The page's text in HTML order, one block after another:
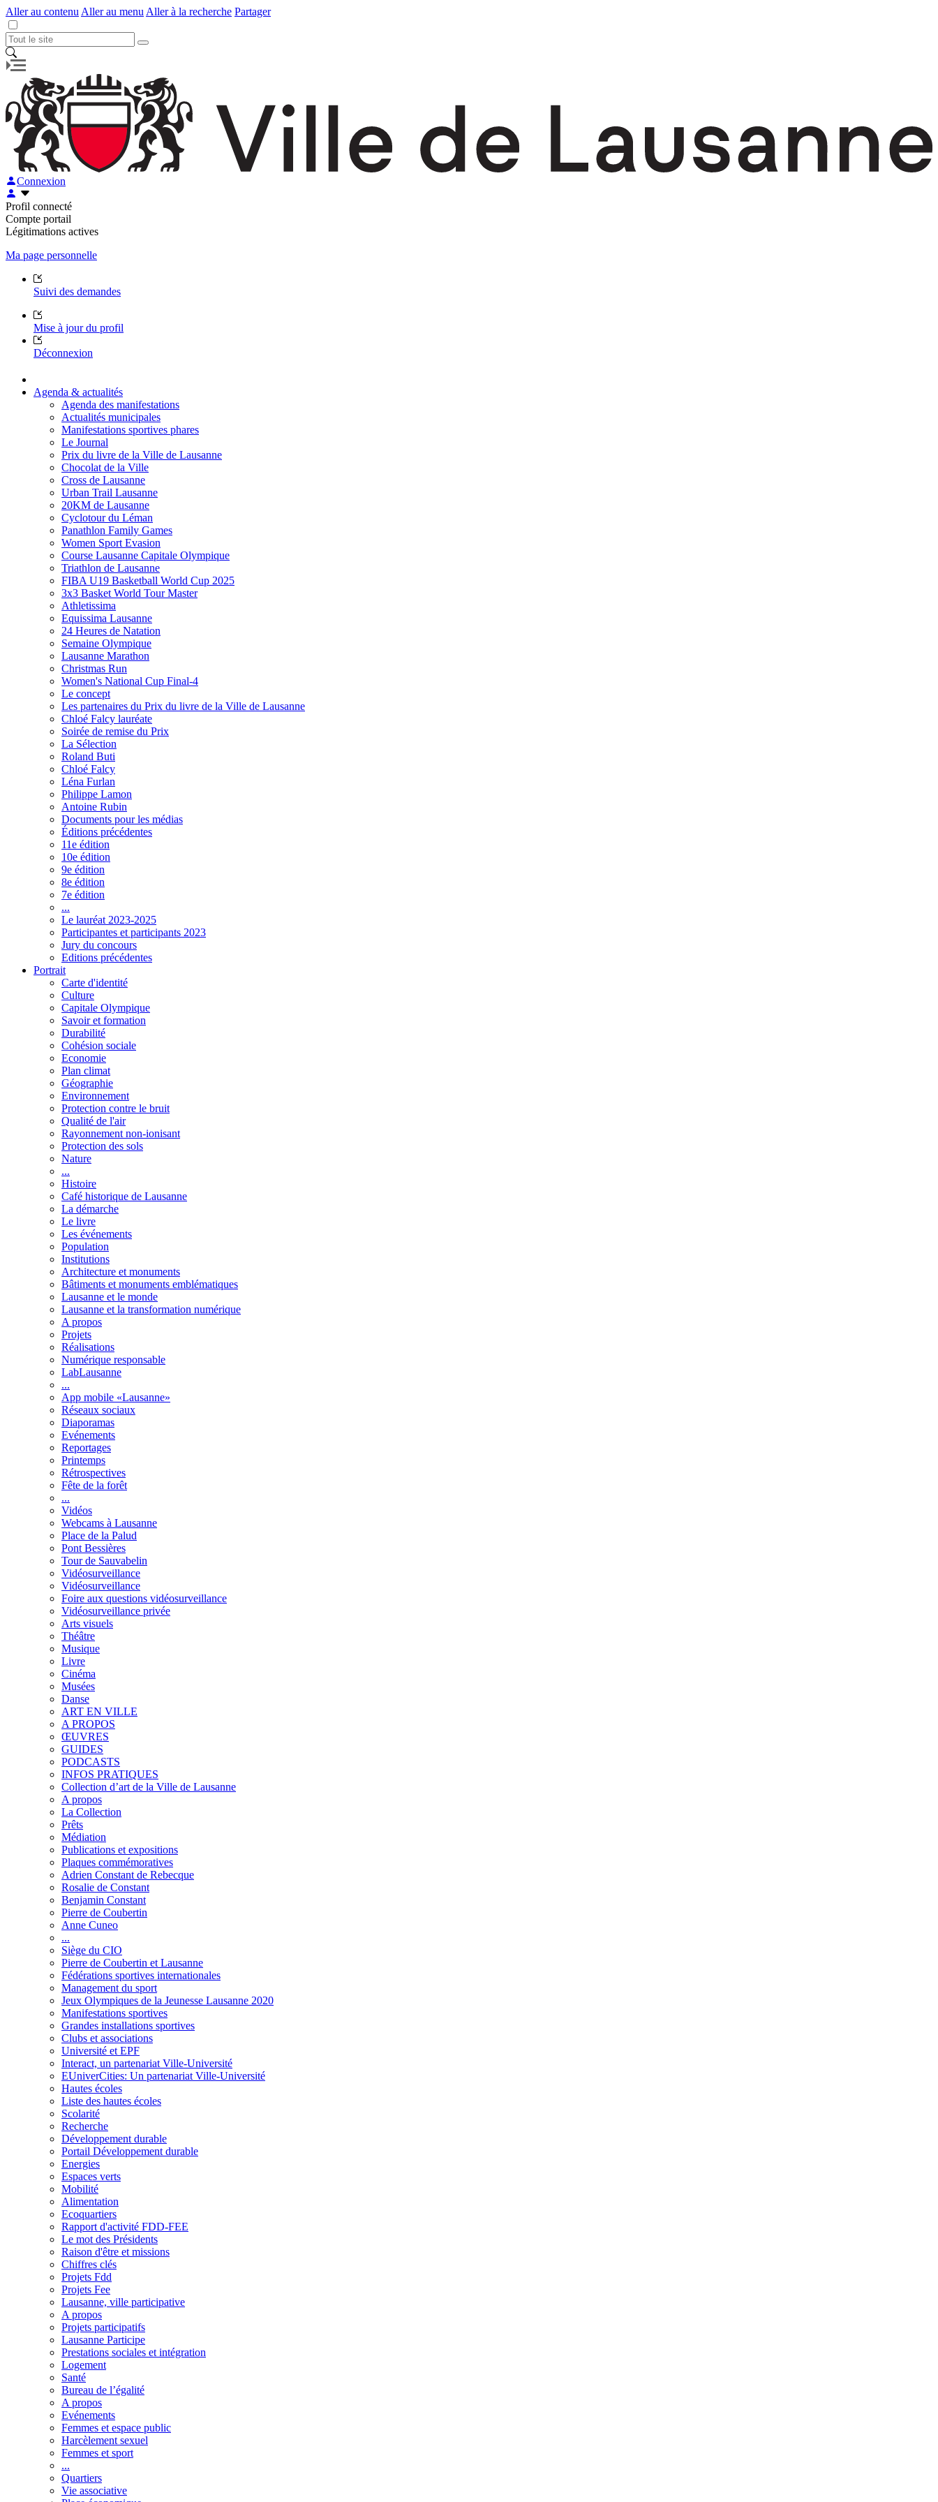
Aller au contenu Aller au menu Aller à la recherche Partager
Connexion
Profil connecté
Compte portail
Légitimations actives
Ma page personnelle
Suivi des demandes
Mise à jour du profil
Déconnexion
Agenda & actualités
Agenda des manifestations
Actualités municipales
Manifestations sportives phares
Le Journal
Prix du livre de la Ville de Lausanne
Chocolat de la Ville
Cross de Lausanne
Urban Trail Lausanne
20KM de Lausanne
Cyclotour du Léman
Panathlon Family Games
Women Sport Evasion
Course Lausanne Capitale Olympique
Triathlon de Lausanne
FIBA U19 Basketball World Cup 2025
3x3 Basket World Tour Master
Athletissima
Equissima Lausanne
24 Heures de Natation
Semaine Olympique
Lausanne Marathon
Christmas Run
Women's National Cup Final-4
Le concept
Les partenaires du Prix du livre de la Ville de Lausanne
Chloé Falcy lauréate
Soirée de remise du Prix
La Sélection
Roland Buti
Chloé Falcy
Léna Furlan
Philippe Lamon
Antoine Rubin
Documents pour les médias
Éditions précédentes
11e édition
10e édition
9e édition
8e édition
7e édition
...
Le lauréat 2023-2025
Participantes et participants 2023
Jury du concours
Editions précédentes
Portrait
Carte d'identité
Culture
Capitale Olympique
Savoir et formation
Durabilité
Cohésion sociale
Economie
Plan climat
Géographie
Environnement
Protection contre le bruit
Qualité de l'air
Rayonnement non-ionisant
Protection des sols
Nature
...
Histoire
Café historique de Lausanne
La démarche
Le livre
Les événements
Population
Institutions
Architecture et monuments
Bâtiments et monuments emblématiques
Lausanne et le monde
Lausanne et la transformation numérique
A propos
Projets
Réalisations
Numérique responsable
LabLausanne
...
App mobile «Lausanne»
Réseaux sociaux
Diaporamas
Evénements
Reportages
Printemps
Rétrospectives
Fête de la forêt
...
Vidéos
Webcams à Lausanne
Place de la Palud
Pont Bessières
Tour de Sauvabelin
Vidéosurveillance
Vidéosurveillance
Foire aux questions vidéosurveillance
Vidéosurveillance privée
Arts visuels
Théâtre
Musique
Livre
Cinéma
Musées
Danse
ART EN VILLE
A PROPOS
ŒUVRES
GUIDES
PODCASTS
INFOS PRATIQUES
Collection d’art de la Ville de Lausanne
A propos
La Collection
Prêts
Médiation
Publications et expositions
Plaques commémoratives
Adrien Constant de Rebecque
Rosalie de Constant
Benjamin Constant
Pierre de Coubertin
Anne Cuneo
...
Siège du CIO
Pierre de Coubertin et Lausanne
Fédérations sportives internationales
Management du sport
Jeux Olympiques de la Jeunesse Lausanne 2020
Manifestations sportives
Grandes installations sportives
Clubs et associations
Université et EPF
Interact, un partenariat Ville-Université
EUniverCities: Un partenariat Ville-Université
Hautes écoles
Liste des hautes écoles
Scolarité
Recherche
Développement durable
Portail Développement durable
Energies
Espaces verts
Mobilité
Alimentation
Ecoquartiers
Rapport d'activité FDD-FEE
Le mot des Présidents
Raison d'être et missions
Chiffres clés
Projets Fdd
Projets Fee
Lausanne, ville participative
A propos
Projets participatifs
Lausanne Participe
Prestations sociales et intégration
Logement
Santé
Bureau de l’égalité
A propos
Evénements
Femmes et espace public
Harcèlement sexuel
Femmes et sport
...
Quartiers
Vie associative